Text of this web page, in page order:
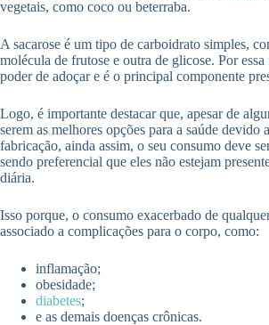
vegetais, como coco ou beterraba.
A sacarose é um tipo de carboidrato simples,
molécula de frutose e outra de glicose. Por
poder de adoçar e é o principal componente
Logo, é importante destacar que, apesar de
serem as melhores opções para a saúde devido
fabricação, ainda assim, o seu consumo deve
sendo preferencial que eles não estejam
diária.
Isso porque, o consumo exacerbado de
associado a complicações para o corpo, como:
inflamação;
obesidade;
diabetes;
e as demais doenças crônicas.